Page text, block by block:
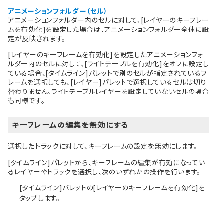
アニメーションフォルダー（セル）
アニメーションフォルダー内のセルに対して、[レイヤーのキーフレー
ムを有効化]を設定した場合は、アニメーションフォルダー全体に設
定が反映されます。
[レイヤーのキーフレームを有効化]を設定したアニメーションフォ
ルダー内のセルに対して、[ライトテーブルを有効化]をオフに設定し
ている場合、[タイムライン]パレットで別のセルが指定されているフ
レームを選択しても、[レイヤー]パレットで選択しているセルは切り
替わりません。ライトテーブルレイヤーを設定していないセルの場合
も同様です。
キーフレームの編集を無効にする
選択したトラックに対して、キーフレームの設定を無効にします。
[タイムライン]パレットから、キーフレームの編集が有効になってい
るレイヤーやトラックを選択し、次のいずれかの操作を行います。
·
[タイムライン]パレットの[レイヤーのキーフレームを有効化]を
タップします。